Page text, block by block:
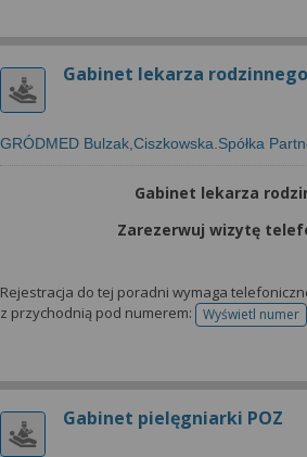
Gabinet lekarza rodzinnego
GRÓDMED Bulzak,Ciszkowska.Spółka
Gabinet lekarza
Zarezerwuj wizytę
Rejestracja do tej poradni wymaga
z przychodnią pod numerem:
Wyświetl numer
telefonu
Gabinet pielęgniarki POZ